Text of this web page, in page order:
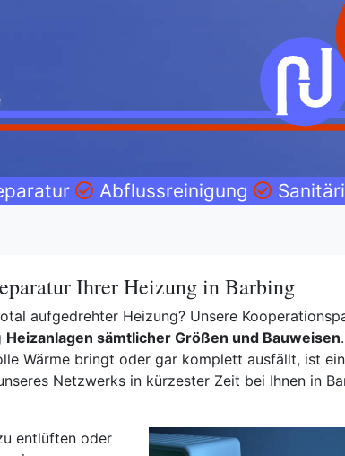
Abflussreinigung
Ihrer Heizung in Barbing
aufgedrehter Heizung? Unsere
Heizanlagen sämtlicher Größen und Bauweisen.
Wärme bringt oder gar komplett ausfällt, ist
Netzwerks in kürzester Zeit bei Ihnen in
entlüften oder